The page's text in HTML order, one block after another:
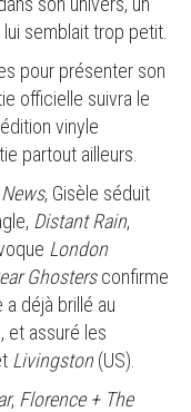
semblait trop petit.
pour présenter son
officielle suivra le
vinyle
partout ailleurs.
, Gisèle séduit
Distant Rain,
London
Ghostersconfirme
a déjà brillé au
et assuré les
Livingston(US).
, Florence + The